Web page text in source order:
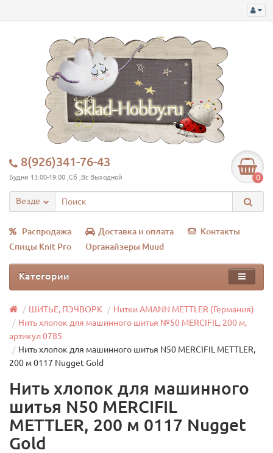
8(926)341-76-43
Будни 13:00-19:00 ,Сб ,Вс Выходной 0
Везде
Распродажа Доставка и оплата
Контакты
Спицы Knit Pro
Органайзеры Muud
Категории
ШИТЬЕ, ПЭЧВОРК
Нитки AMANN METTLER (Германия)
Нить хлопок для машинного шитья №50 MERCIFIL, 200 м,
артикул 0785
Нить хлопок для машинного шитья N50 MERCIFIL METTLER,
200 м 0117 Nugget Gold
Нить хлопок для машинного
шитья N50 MERCIFIL
METTLER, 200 м 0117 Nugget
Gold